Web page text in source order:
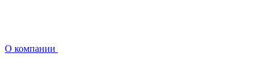
О компании